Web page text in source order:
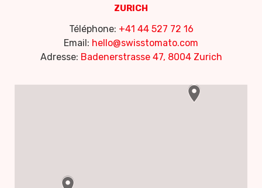
ZURICH
Téléphone: +41 44 527 72 16
Email: hello@swisstomato.com
Adresse: Badenerstrasse 47, 8004 Zurich